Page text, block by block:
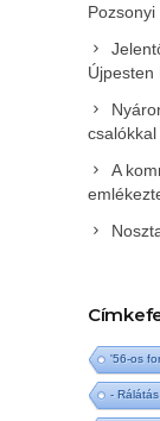
Pozsonyi
Újpesten
A
'56-os
-